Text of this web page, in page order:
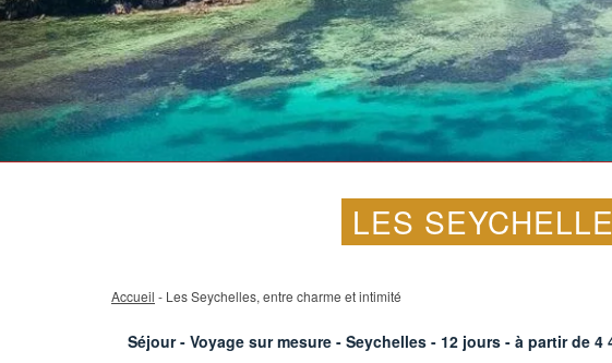
LES
Accueil - Les Seychelles, entre charme et intimité
Séjour - Voyage sur mesure - Seychelles - 12 jours - à partir de 4